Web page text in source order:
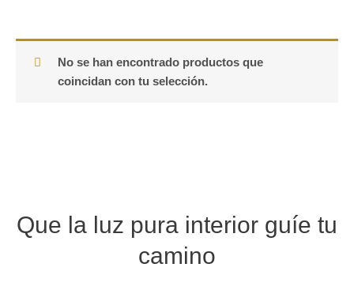
No se han encontrado productos que
coincidan con tu selección.
Que la luz pura interior guíe tu
camino